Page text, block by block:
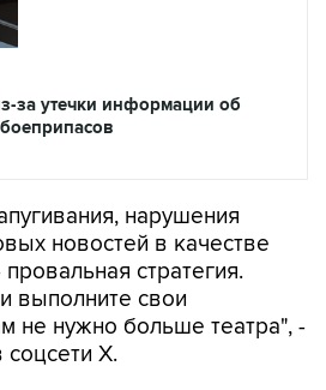
за утечки информации об
нарушения
новостей в качестве
стратегия.
выполните свои
не нужно больше театра", -
X.